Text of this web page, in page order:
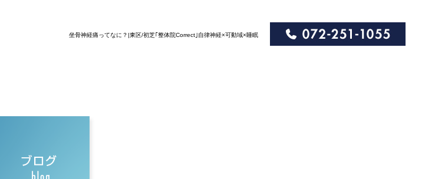
坐骨神経痛ってなに？|東区/初芝｢整体院Correct｣自律神経×可動域×睡眠